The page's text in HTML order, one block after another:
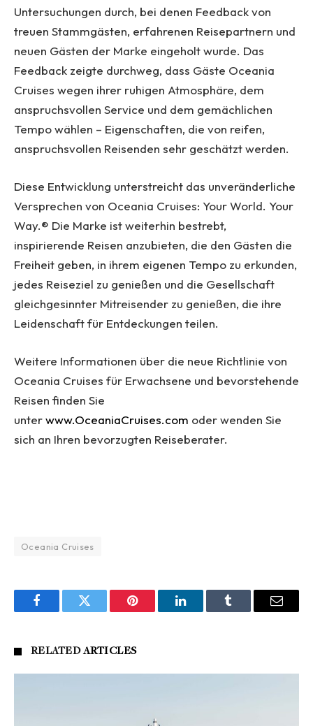
Untersuchungen durch, bei denen Feedback von
treuen Stammgästen, erfahrenen Reisepartnern und
neuen Gästen der Marke eingeholt wurde. Das
Feedback zeigte durchweg, dass Gäste Oceania
Cruises wegen ihrer ruhigen Atmosphäre, dem
anspruchsvollen Service und dem gemächlichen
Tempo wählen – Eigenschaften, die von reifen,
anspruchsvollen Reisenden sehr geschätzt werden.
Diese Entwicklung unterstreicht das unveränderliche
Versprechen von Oceania Cruises: Your World. Your
Way.® Die Marke ist weiterhin bestrebt,
inspirierende Reisen anzubieten, die den Gästen die
Freiheit geben, in ihrem eigenen Tempo zu erkunden,
jedes Reiseziel zu genießen und die Gesellschaft
gleichgesinnter Mitreisender zu genießen, die ihre
Leidenschaft für Entdeckungen teilen.
Weitere Informationen über die neue Richtlinie von
Oceania Cruises für Erwachsene und bevorstehende
Reisen finden Sie
unterwww.OceaniaCruises.com oder wenden Sie
sich an Ihren bevorzugten Reiseberater.
Oceania Cruises
FacebookTwitter Pinterest LinkedInTumblr Email
RELATEDARTICLES